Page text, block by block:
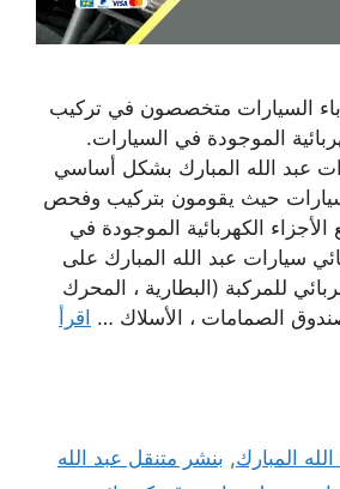
السيارات متخصصون في تركيب
الموجودة في السيارات.
عبد الله المبارك بشكل أساسي
حيث يقومون بتركيب وفحص
الكهربائية الموجودة في
سيارات عبد الله المبارك على
للمركبة (البطارية ، المحرك
الصمامات ، الأسلاك … اقرأ
المبارك, بنشر متنقل عبد الله